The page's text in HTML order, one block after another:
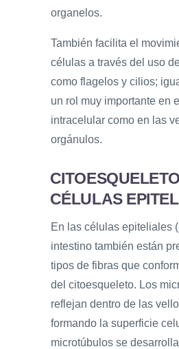
organelos.
También facilita el
células a través del uso
como flagelos y cilios;
un rol muy importante en
intracelular como en las
orgánulos.
CÉLULAS
En las células epiteliales
intestino también están
tipos de fibras que
del citoesqueleto. Los
reflejan dentro de las
formando la superficie
microtúbulos se